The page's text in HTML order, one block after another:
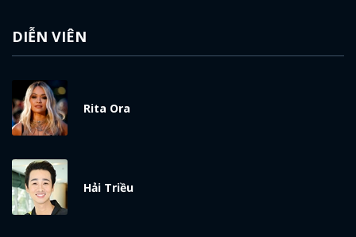
DIỄN VIÊN
Rita Ora
Hải Triều